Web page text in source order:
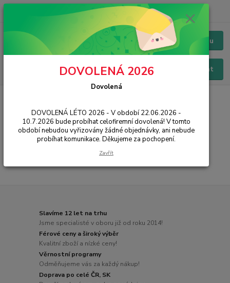
Menu
Hledat
Chat / Online podpora - 24/7
Spojky
Slavíme 12 let na trhu
Jsme specialisté v oboru již od roku 2014!
Férové ceny a široký výběr
Kvalitní zboží a nízké ceny!
Věrnostní programy
Odměňujeme vás za každý nákup!
Doprava po celé ČR, SK
DOVOLENÁ 2026
Dovolená
DOVOLENÁ LÉTO 2026 - V období 22.06.2026 -
10.7.2026 bude probíhat celofiremní dovolená! V tomto
období nebudou vyřizovány žádné objednávky, ani nebude
probíhat komunikace. Děkujeme za pochopení.
Zavřít